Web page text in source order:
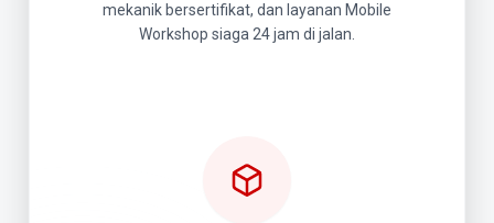
mekanik bersertifikat, dan layanan Mobile
Workshop siaga 24 jam di jalan.